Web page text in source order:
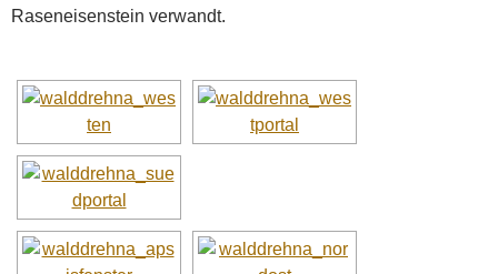
Raseneisenstein verwandt.